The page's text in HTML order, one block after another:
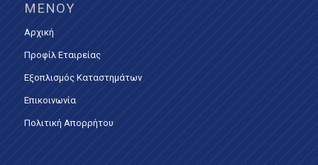
ΜΕΝΟΎ
Αρχική
Προφίλ Εταιρείας
Εξοπλισμός Καταστημάτων
Επικοινωνία
Πολιτική Απορρήτου